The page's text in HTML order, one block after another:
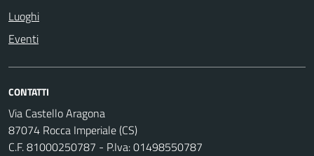
Luoghi
Eventi
CONTATTI
Via Castello Aragona
87074 Rocca Imperiale (CS)
C.F. 81000250787 - P.Iva: 01498550787